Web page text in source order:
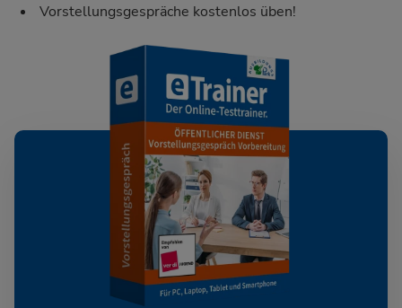
Vorstellungsgespräche kostenlos üben!